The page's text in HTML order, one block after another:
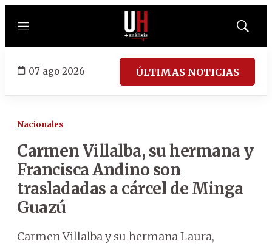
Menú
Mostrar
07 ago 2026 ÚLTIMAS NOTICIAS
Nacionales
Carmen Villalba, su hermana y
Francisca Andino son
trasladadas a cárcel de Minga
Guazú
Carmen Villalba y su hermana Laura,